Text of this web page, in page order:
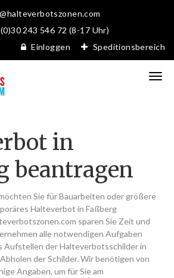
243 546 72 (8-17 Uhr)
Einloggen
Speditionsbereich
in
beantragen
Sie für Bauarbeiten oder größere
Halteverbot in Faßberg
sparen Sie Zeit und
alle notwendigen Aufgaben
Aufstellen der Halteverbotsschilder in
der Schilder. Wir benötigen von
Angaben, um für Sie am